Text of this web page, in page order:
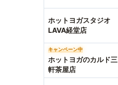
ホットヨガスタジオ
LAVA経堂店
キャンペーン中
ホットヨガのカルド三
軒茶屋店